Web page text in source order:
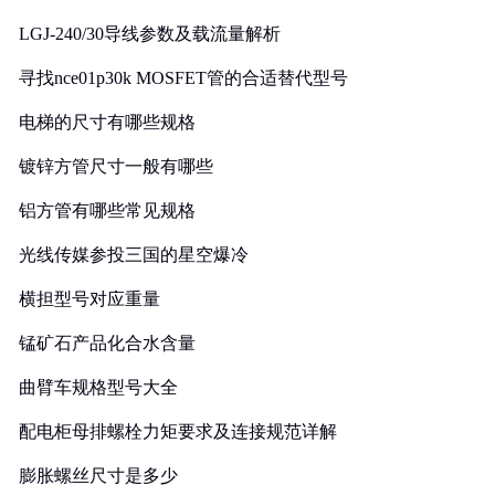
LGJ-240/30导线参数及载流量解析
寻找nce01p30k MOSFET管的合适替代型号
电梯的尺寸有哪些规格
镀锌方管尺寸一般有哪些
铝方管有哪些常见规格
光线传媒参投三国的星空爆冷
横担型号对应重量
锰矿石产品化合水含量
曲臂车规格型号大全
配电柜母排螺栓力矩要求及连接规范详解
膨胀螺丝尺寸是多少